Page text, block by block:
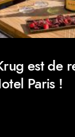
est de
Paris !